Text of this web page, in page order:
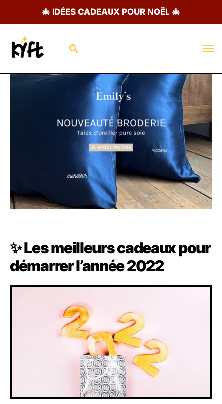
🎄 IDÉES CADEAUX POUR NOËL 🎄
Rechercher
✨ Les meilleurs cadeaux pour
démarrer l’année 2022